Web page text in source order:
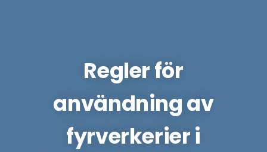
Regler för
användning av
fyrverkerier i